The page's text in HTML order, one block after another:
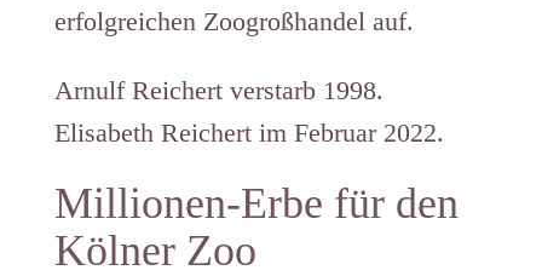
erfolgreichen Zoogroßhandel auf.
Arnulf Reichert verstarb 1998.
Elisabeth Reichert im Februar 2022.
Millionen-Erbe für den
Kölner Zoo